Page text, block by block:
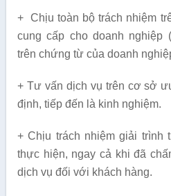
+ Chịu toàn bộ trách nhiệm
cung cấp cho doanh nghiệp
trên chứng từ của doanh
+ Tư vấn dịch vụ trên cơ sở
định, tiếp đến là kinh nghiệm.
+ Chịu trách nhiệm giải trình
thực hiện, ngay cả khi đã
dịch vụ đối với khách hàng.